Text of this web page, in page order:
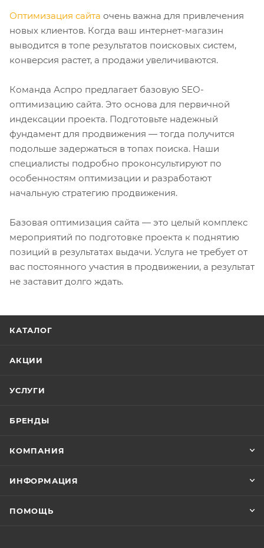
Оптимизация сайта очень важна для привлечения
новых клиентов. Когда ваш интернет-магазин
выводится в топе результатов поисковых систем,
конверсия растет, а продажи увеличиваются.
Команда Аспро предлагает базовую SEO-
оптимизацию сайта. Это основа для первичной
индексации проекта. Подготовьте надежный
фундамент для продвижения — тогда получится
подольше задержаться в топах поиска. Наши
специалисты подробно проконсультируют по
особенностям оптимизации и разработают
начальную стратегию продвижения.
Базовая оптимизация сайта — это целый комплекс
мероприятий по подготовке проекта к поднятию
позиций в результатах выдачи. Услуга не требует от
вас постоянного участия в продвижении, а результат
не заставит долго ждать.
КАТАЛОГ
АКЦИИ
УСЛУГИ
БРЕНДЫ
КОМПАНИЯ
ИНФОРМАЦИЯ
ПОМОЩЬ